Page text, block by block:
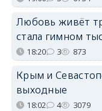
Любовь живёт
стала гимном
18:20 3 873
Крым и
выходные
18:02 4 3079